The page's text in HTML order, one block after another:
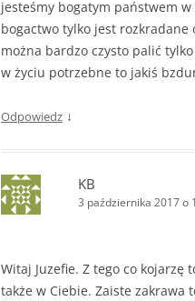
jesteśmy bogatym państwem
bogactwo tylko jest
można bardzo czysto palić
w życiu potrzebne to jakiś
Odpowiedz ↓
KB
3 października 2017 o
Witaj Juzefie. Z tego co kojarzę
także w Ciebie. Zaiste zakrawa